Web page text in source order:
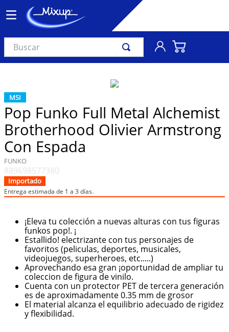
Buscar
MSI
Pop Funko Full Metal Alchemist
Brotherhood Olivier Armstrong
Con Espada
FUNKO
889698577380
Importado
Entrega estimada de 1 a 3 días.
¡Eleva tu colección a nuevas alturas con tus figuras
funkos pop!. ¡
Estallido! electrizante con tus personajes de
favoritos (peliculas, deportes, musicales,
videojuegos, superheroes, etc.....)
Aprovechando esa gran ¡oportunidad de ampliar tu
coleccion de figura de vinilo.
Cuenta con un protector PET de tercera generación
es de aproximadamente 0.35 mm de grosor
El material alcanza el equilibrio adecuado de rigidez
y flexibilidad.
.
audífonos
4 .
madonna
5.
ariana grande
6.
bts
7.
importados
9.
taylor swift
10. olivia rodrigo